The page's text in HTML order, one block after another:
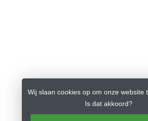
Wij slaan cookies op om onze website
Is dat akkoord?